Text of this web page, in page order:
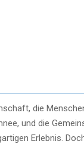
die
und die
Erlebnis.